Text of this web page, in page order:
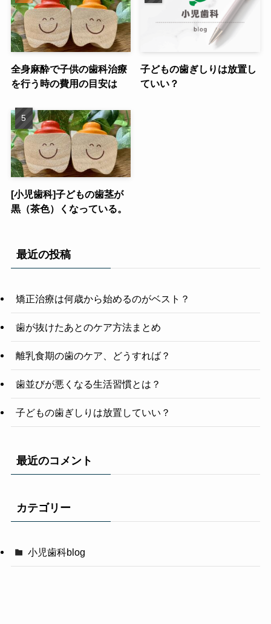
全身麻酔で子供の歯科治療
を行う時の費用の目安は
子どもの歯ぎしりは放置し
ていい？
[小児歯科]子どもの歯茎が
黒（茶色）くなっている。
最近の投稿
矯正治療は何歳から始めるのがベスト？
歯が抜けたあとのケア方法まとめ
離乳食期の歯のケア、どうすれば？
歯並びが悪くなる生活習慣とは？
子どもの歯ぎしりは放置していい？
最近のコメント
カテゴリー
小児歯科blog